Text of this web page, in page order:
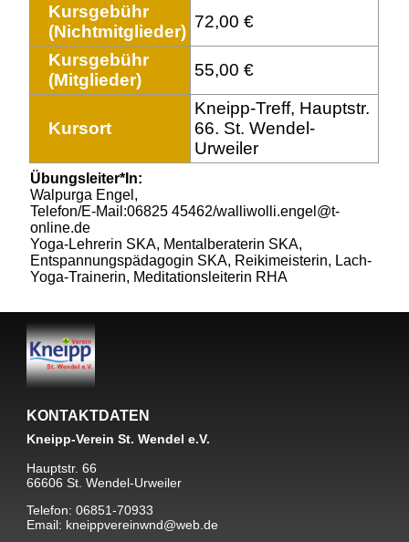
Kursgebühr
(Nichtmitglieder)
72,00 €
Kursgebühr
(Mitglieder)
55,00 €
Kursort
Kneipp-Treff, Hauptstr.
66. St. Wendel-
Urweiler
Übungsleiter*In:
Walpurga Engel,
Telefon/E-Mail:06825 45462/walliwolli.engel@t-
online.de
Yoga-Lehrerin SKA, Mentalberaterin SKA,
Entspannungspädagogin SKA, Reikimeisterin, Lach-
Yoga-Trainerin, Meditationsleiterin RHA
KONTAKTDATEN
Kneipp-Verein St. Wendel e.V.
Hauptstr. 66
66606 St. Wendel-Urweiler
Telefon: 06851-70933
Email: kneippvereinwnd@web.de